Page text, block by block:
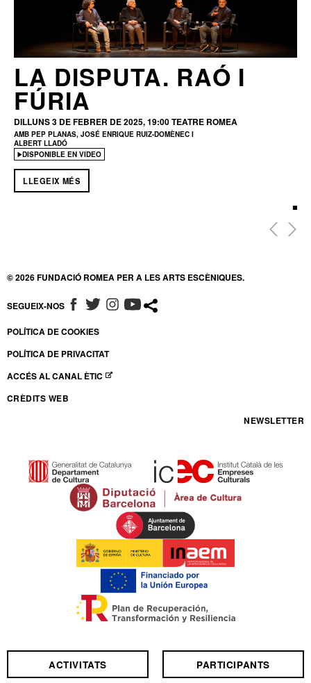
LA DISPUTA. RAÓ I
FÚRIA
DILLUNS 3 DE FEBRER DE 2025, 19:00TEATRE ROMEA
AMB PEP PLANAS, JOSÉ ENRIQUE RUIZ-DOMÈNEC I
ALBERT LLADÓ
DISPONIBLE EN VIDEO
LLEGEIX MÉS
ACTIVITATS PARTICIPANTS
© 2026 FUNDACIÓ ROMEA PER A LES ARTS ESCÈNIQUES.
SEGUEIX-NOS ABRE EN NUEVA VENTANA
ABRE EN NUEVA VENTANA
ABRE EN NUEVA VENTANA
ABRE EN NUEVA VENTANA
POLÍTICA DE COOKIES
POLÍTICA DE PRIVACITAT
ACCÉS AL CANAL ÈTIC
ABRE EN NUEVA VENTANA
CRÈDITS WEB
NEWSLETTER